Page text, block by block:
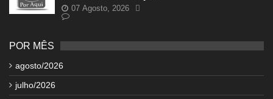
07 Agosto, 2026
POR MÊS
agosto/2026
julho/2026